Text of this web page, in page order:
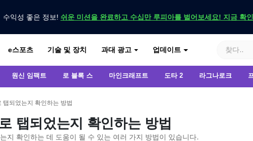
수익성 좋은 정보! 쉬운 미션을 완료하고 수십만 루피아를 벌어보세요! 지금 확
스
임 뉴스 받기
e스포츠 기술 및 장치 과대 광고 업데이트
원신 임팩트 로 블록 스 마인크래프트 도타 2 라그나로크
탭되었는지 확인하는 방법
탭되었는지 확인하는 방법
지 확인하는 데 도움이 될 수 있는 여러 가지 방법이 있습니다.